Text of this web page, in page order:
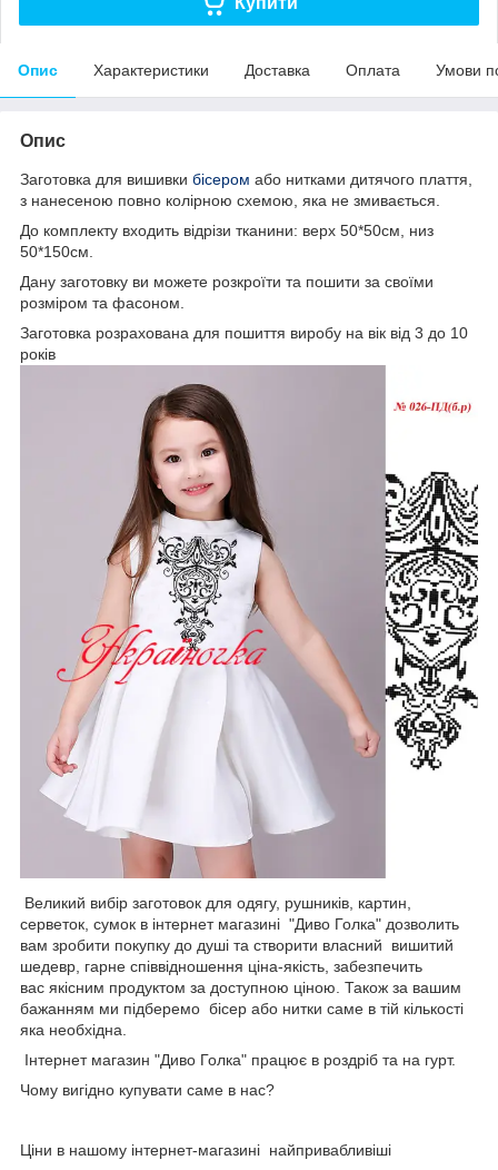
Опис Характеристики Доставка Оплата Умови
Опис
Заготовка для вишивки бісером або нитками дитячого плаття,
з нанесеною повно колірною схемою, яка не змивається.
До комплекту входить відрізи тканини: верх 50*50см, низ
50*150см.
Дану заготовку ви можете розкроїти та пошити за своїми
розміром та фасоном.
Заготовка розрахована для пошиття виробу на вік від 3 до 10
років
Великий вибір заготовок для одягу, рушників, картин,
серветок, сумок в інтернет магазині "Диво Голка" дозволить
вам зробити покупку до душі та створити власний вишитий
шедевр, гарне співвідношення ціна-якість, забезпечить
вас якісним продуктом за доступною ціною. Також за вашим
бажанням ми підберемо бісер або нитки саме в тій кількості
яка необхідна.
Інтернет магазин "Диво Голка" працює в роздріб та на гурт.
Чому вигідно купувати саме в нас?
Ціни в нашому інтернет-магазині найпривабливіші